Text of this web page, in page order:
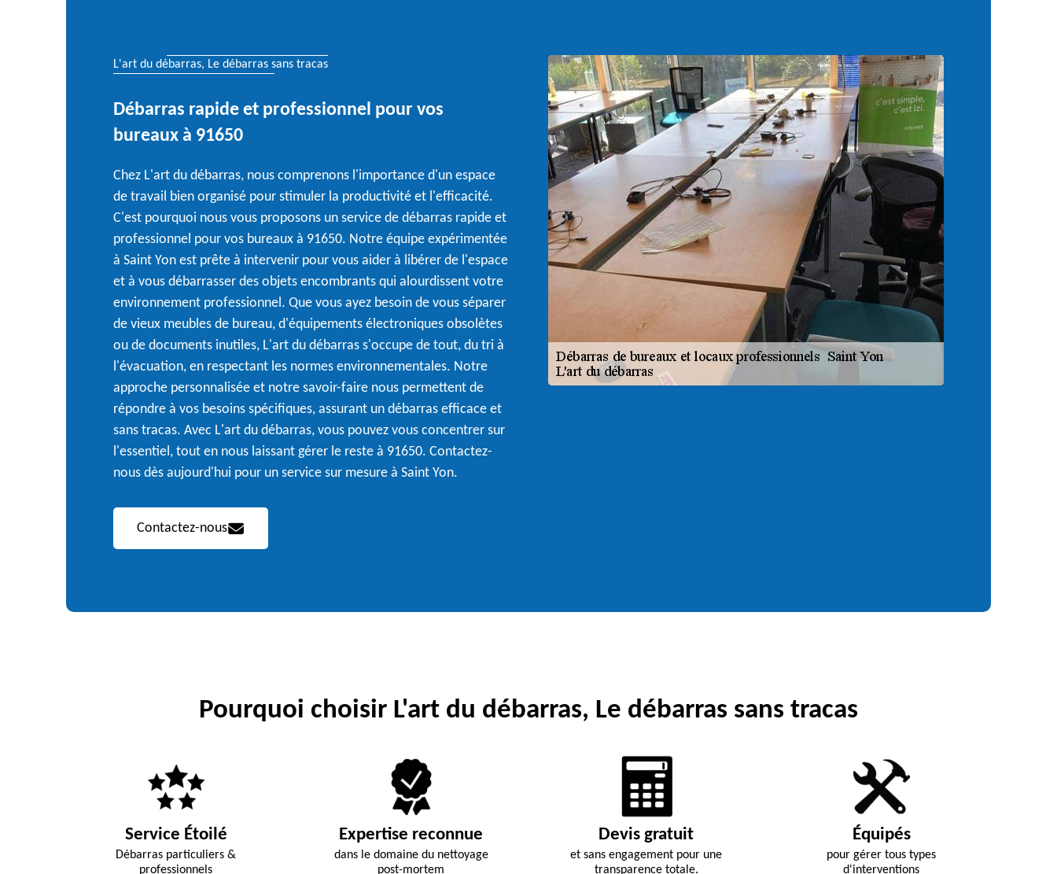
L'art du débarras, Le débarras sans tracas
Débarras rapide et professionnel pour vos
bureaux à 91650
Chez L'art du débarras, nous comprenons l'importance d'un espace
de travail bien organisé pour stimuler la productivité et l'efficacité.
C'est pourquoi nous vous proposons un service de débarras rapide et
professionnel pour vos bureaux à 91650. Notre équipe expérimentée
à Saint Yon est prête à intervenir pour vous aider à libérer de l'espace
et à vous débarrasser des objets encombrants qui alourdissent votre
environnement professionnel. Que vous ayez besoin de vous séparer
de vieux meubles de bureau, d'équipements électroniques obsolètes
ou de documents inutiles, L'art du débarras s'occupe de tout, du tri à
l'évacuation, en respectant les normes environnementales. Notre
approche personnalisée et notre savoir-faire nous permettent de
répondre à vos besoins spécifiques, assurant un débarras efficace et
sans tracas. Avec L'art du débarras, vous pouvez vous concentrer sur
l'essentiel, tout en nous laissant gérer le reste à 91650. Contactez-
nous dès aujourd'hui pour un service sur mesure à Saint Yon.
Contactez-nous
Pourquoi choisir L'art du débarras, Le débarras sans tracas
Service Étoilé
Débarras particuliers &
professionnels
Expertise reconnue
dans le domaine du nettoyage
post-mortem
Devis gratuit
et sans engagement pour une
transparence totale.
Équipés
pour gérer tous types
d'interventions